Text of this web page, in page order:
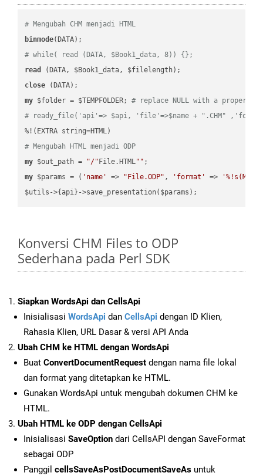
# Mengubah CHM menjadi HTML
binmode
# while( read (DATA, $Book1_data, 8)) {};
read
close
my $folder = $TEMPFOLDER; # replace NULL with a proper
# ready_file('api'=> $api, 'file'=>$name + ".CHM"
# Mengubah HTML menjadi ODP
my $out_path = "/" File.HTML""
my $params = ( 'name' => "File.ODP" , 'format' =>
Konversi CHM Files to ODP
Sederhana pada Perl SDK
Siapkan WordsApi dan CellsApi
Inisialisasi WordsApi dan CellsApi dengan ID Klien,
Rahasia Klien, URL Dasar & versi API Anda
Ubah CHM ke HTML dengan WordsApi
Buat ConvertDocumentRequest dengan nama file lokal
dan format yang ditetapkan ke HTML.
Gunakan WordsApi untuk mengubah dokumen CHM ke
HTML.
Ubah HTML ke ODP dengan CellsApi
Inisialisasi SaveOption dari CellsAPI dengan SaveFormat
sebagai ODP
Panggil cellsSaveAsPostDocumentSaveAs untuk